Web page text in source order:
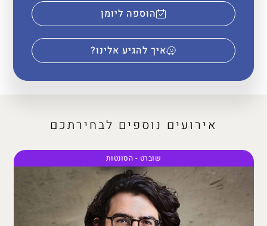
הוספה ליומן
איך להגיע אלינו?
אירועים נוספים לבחירתכם
שוברט - הסונטות